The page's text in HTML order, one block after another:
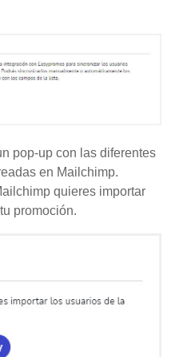
pop-up con las diferentes
en Mailchimp.
quieres importar
promoción.